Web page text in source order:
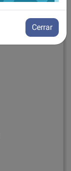
Cerrar